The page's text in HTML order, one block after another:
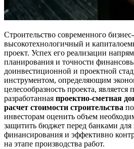
Строительство современного
высокотехнологичный и
проект. Успех его реализации
планирования и точности
доинвестиционной и проектной
инструментом, определяющим
целесообразность проекта, является
разработанная проектно-сметная
расчет стоимости строительства
инвесторам оценить объем
защитить бюджет перед банками для
финансирования и эффективно
на этапе производства работ.